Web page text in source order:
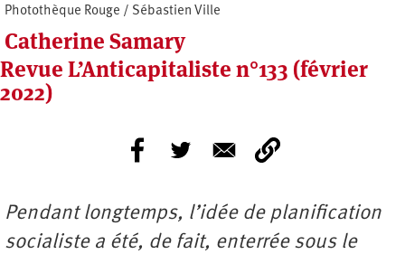
Photothèque Rouge / Sébastien Ville
Catherine Samary
Revue L’Anticapitaliste n°133 (février
2022)
Pendant longtemps, l’idée de planification
socialiste a été, de fait, enterrée sous le